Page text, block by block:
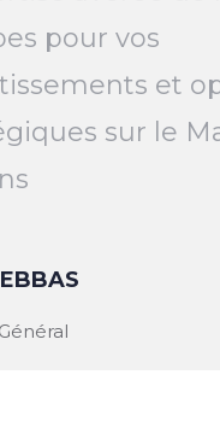
pour vos
et
sur le